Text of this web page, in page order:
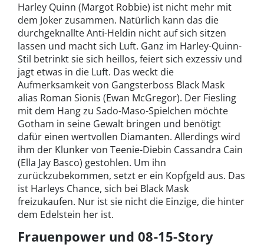
Harley Quinn (Margot Robbie) ist nicht mehr mit
dem Joker zusammen. Natürlich kann das die
durchgeknallte Anti-Heldin nicht auf sich sitzen
lassen und macht sich Luft. Ganz im Harley-Quinn-
Stil betrinkt sie sich heillos, feiert sich exzessiv und
jagt etwas in die Luft. Das weckt die
Aufmerksamkeit von Gangsterboss Black Mask
alias Roman Sionis (Ewan McGregor). Der Fiesling
mit dem Hang zu Sado-Maso-Spielchen möchte
Gotham in seine Gewalt bringen und benötigt
dafür einen wertvollen Diamanten. Allerdings wird
ihm der Klunker von Teenie-Diebin Cassandra Cain
(Ella Jay Basco) gestohlen. Um ihn
zurückzubekommen, setzt er ein Kopfgeld aus. Das
ist Harleys Chance, sich bei Black Mask
freizukaufen. Nur ist sie nicht die Einzige, die hinter
dem Edelstein her ist.
Frauenpower und 08-15-Story